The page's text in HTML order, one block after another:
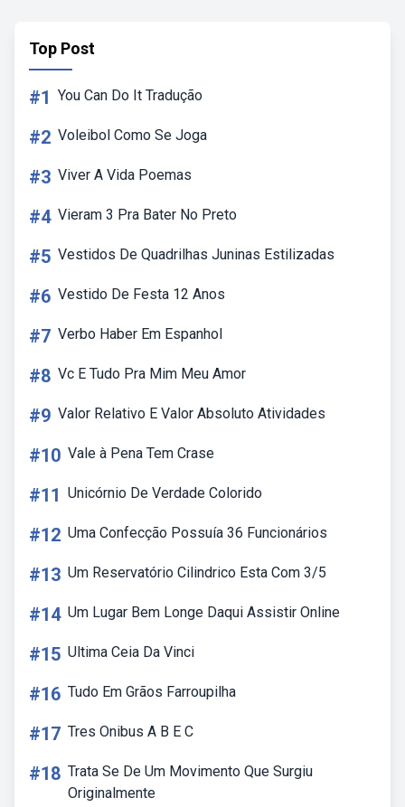
Top Post
#1 You Can Do It Tradução
#2 Voleibol Como Se Joga
#3 Viver A Vida Poemas
#4 Vieram 3 Pra Bater No Preto
#5 Vestidos De Quadrilhas Juninas Estilizadas
#6 Vestido De Festa 12 Anos
#7 Verbo Haber Em Espanhol
#8 Vc E Tudo Pra Mim Meu Amor
#9 Valor Relativo E Valor Absoluto Atividades
#10 Vale à Pena Tem Crase
#11 Unicórnio De Verdade Colorido
#12 Uma Confecção Possuía 36 Funcionários
#13 Um Reservatório Cilindrico Esta Com 3/5
#14 Um Lugar Bem Longe Daqui Assistir Online
#15 Ultima Ceia Da Vinci
#16 Tudo Em Grãos Farroupilha
#17 Tres Onibus A B E C
#18 Trata Se De Um Movimento Que Surgiu
Originalmente